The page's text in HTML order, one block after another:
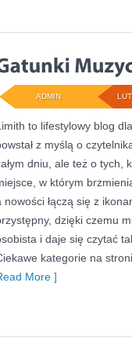
ADMIN
to lifestylowy blog
z myślą o
dniu, ale też o tych,
w którym
nowości łączą się z
dzięki czemu
i daje się czytać
kategorie na
More ]